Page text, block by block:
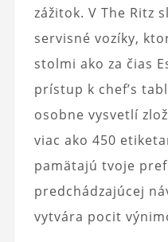
zážitok. V The Ritz
servisné vozíky,
stolmi ako za čias
prístup k chef’s
osobne vysvetlí
viac ako 450
pamätajú tvoje
predchádzajúcej
vytvára pocit